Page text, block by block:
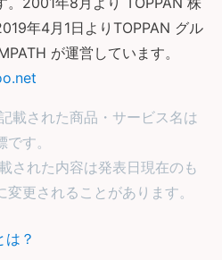
年4月1日よりTOPPAN グル
が運営しています。
載された商品・サービス名は
です。
された内容は発表日現在のも
更されることがあります。
？